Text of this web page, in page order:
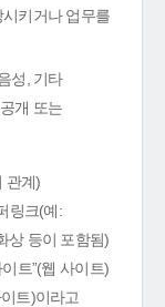
시키거나 업무를
성, 기타
개 또는
관계)
링크(예:
상 등이 포함됨)
트”(웹 사이트)
트)이라고